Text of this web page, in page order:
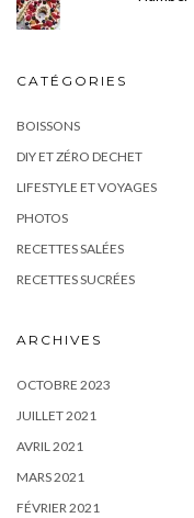
CATÉGORIES
BOISSONS
DIY ET ZÉRO DECHET
LIFESTYLE ET VOYAGES
PHOTOS
RECETTES SALÉES
RECETTES SUCRÉES
ARCHIVES
OCTOBRE 2023
JUILLET 2021
AVRIL 2021
MARS 2021
FÉVRIER 2021